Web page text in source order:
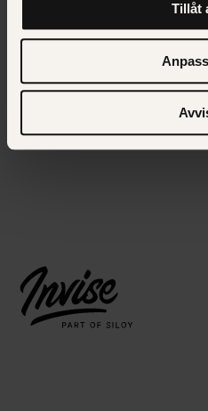
cookies som ska sättas. Läs
cookies, deras funktion,
Tillåt